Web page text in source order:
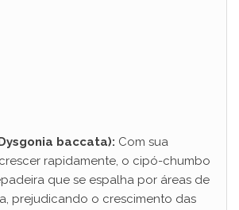
baccata): Com sua
rapidamente, o cipó-chumbo
que se espalha por áreas de
prejudicando o crescimento das